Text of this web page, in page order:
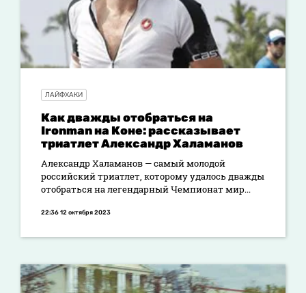
ЛАЙФХАКИ
Как дважды отобраться на
Ironman на Коне: рассказывает
триатлет Александр Халаманов
Александр Халаманов — самый молодой
российский триатлет, которому удалось дважды
отобраться на легендарный Чемпионат мир...
22:36 12 октября 2023